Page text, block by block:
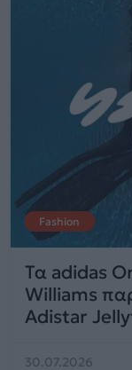
Fashion
Τα adidas
Williams
Adistar
30.07.2026